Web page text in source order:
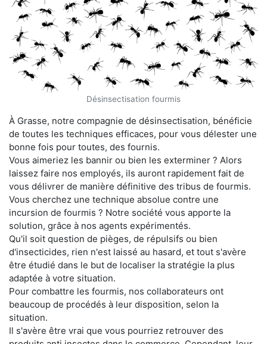
Désinsectisation fourmis
À Grasse, notre compagnie de désinsectisation, bénéficie
de toutes les techniques efficaces, pour vous délester une
bonne fois pour toutes, des fournis.
Vous aimeriez les bannir ou bien les exterminer ? Alors
laissez faire nos employés, ils auront rapidement fait de
vous délivrer de manière définitive des tribus de fourmis.
Vous cherchez une technique absolue contre une
incursion de fourmis ? Notre société vous apporte la
solution, grâce à nos agents expérimentés.
Qu'il soit question de pièges, de répulsifs ou bien
d'insecticides, rien n'est laissé au hasard, et tout s'avère
être étudié dans le but de localiser la stratégie la plus
adaptée à votre situation.
Pour combattre les fourmis, nos collaborateurs ont
beaucoup de procédés à leur disposition, selon la
situation.
Il s'avère être vrai que vous pourriez retrouver des